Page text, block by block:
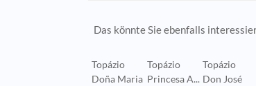
Das könnte Sie ebenfalls
Topázio
Doña Maria
Topázio
Princesa A...
Topázio
Don José